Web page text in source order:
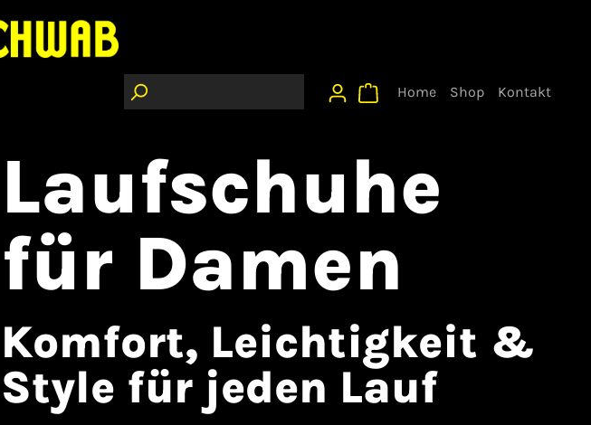
Home Shop Kontakt
Laufschuhe
für Damen
Komfort, Leichtigkeit &
Style für jeden Lauf